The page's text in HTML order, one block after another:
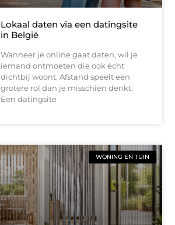
Lokaal daten via een datingsite
in België
Wanneer je online gaat daten, wil je
iemand ontmoeten die ook écht
dichtbij woont. Afstand speelt een
grotere rol dan je misschien denkt.
Een datingsite
WONING EN TUIN